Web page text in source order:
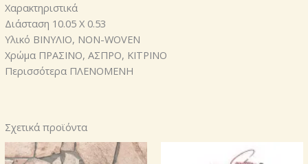
Χαρακτηριστικά
Διάσταση 10.05 X 0.53
Υλικό ΒΙΝΥΛΙΟ, NON-WOVEN
Χρώμα ΠΡΑΣΙΝΟ, ΑΣΠΡΟ, ΚΙΤΡΙΝΟ
Περισσότερα ΠΛΕΝΟΜΕΝΗ
Σχετικά προϊόντα